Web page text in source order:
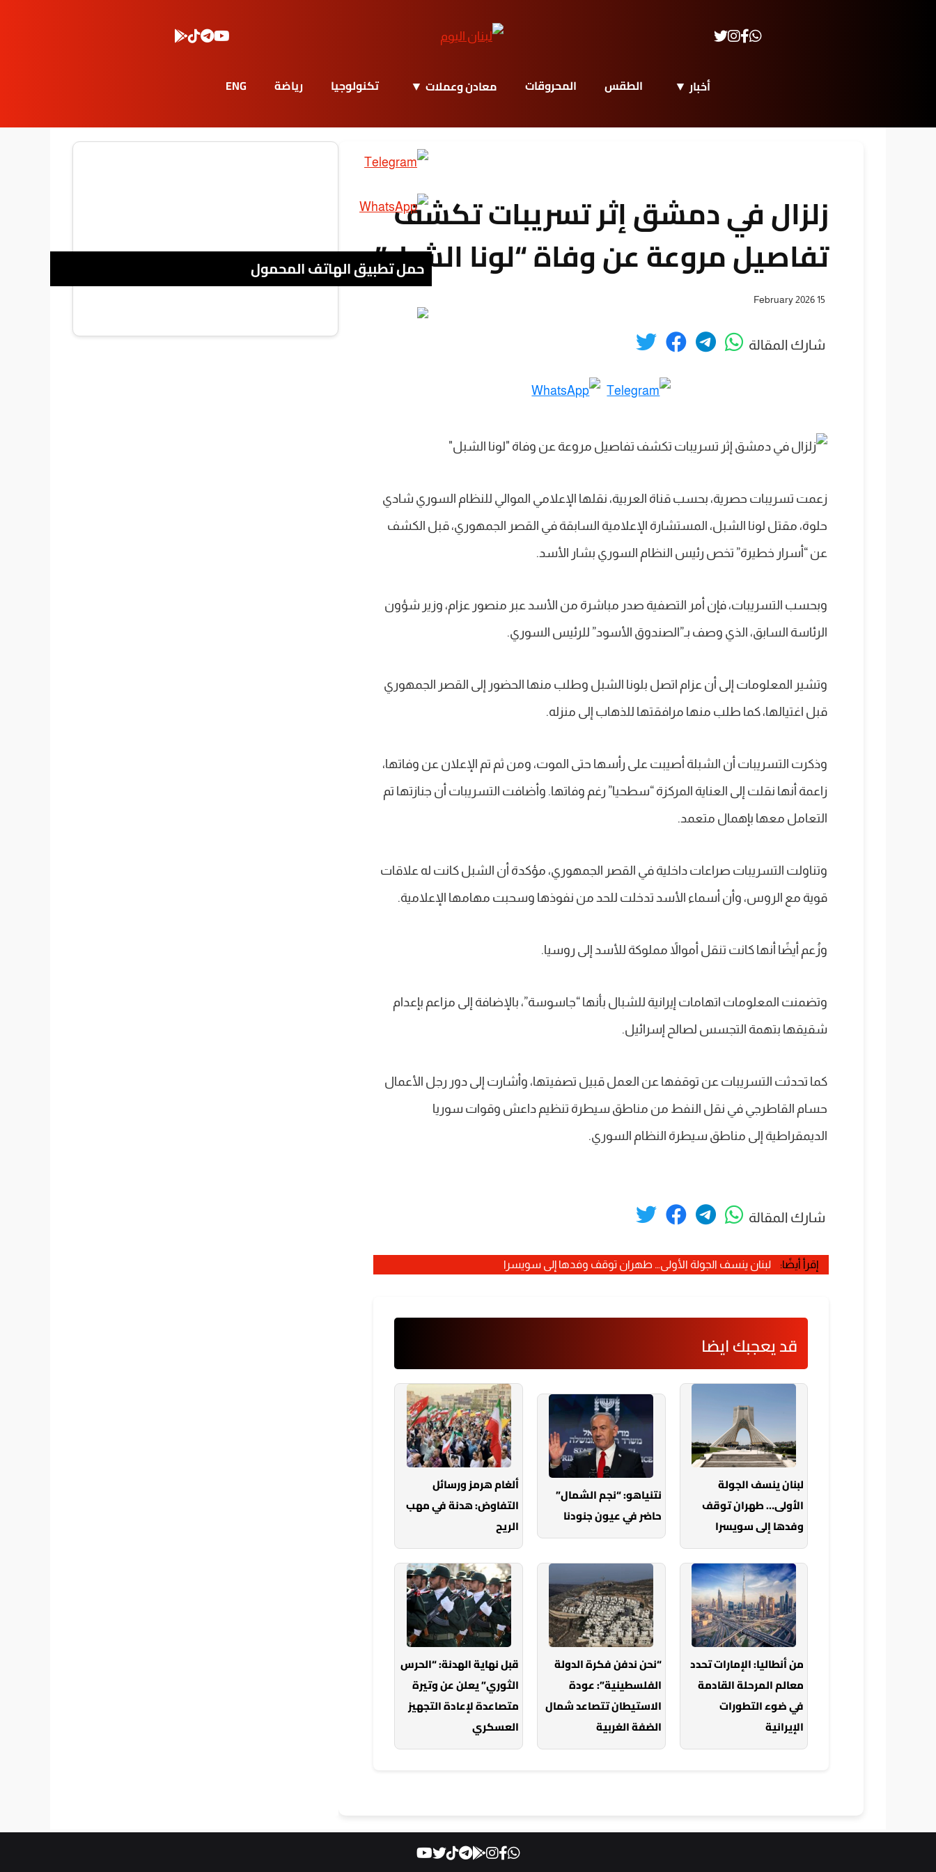
أخبار الطقس المحروقات معادن وعملات تكنولوجيا رياضة ENG
زلزال في دمشق إثر تسريبات تكشف
تفاصيل مروعة عن وفاة “لونا الشبل”
15 February 2026
شارك المقالة
زعمت تسريبات حصرية، بحسب قناة العربية، نقلها الإعلامي الموالي للنظام السوري شادي
حلوة، مقتل لونا الشبل، المستشارة الإعلامية السابقة في القصر الجمهوري، قبل الكشف
عن “أسرار خطيرة” تخص رئيس النظام السوري بشار الأسد.
وبحسب التسريبات، فإن أمر التصفية صدر مباشرة من الأسد عبر منصور عزام، وزير شؤون
الرئاسة السابق، الذي وصف بـ”الصندوق الأسود” للرئيس السوري.
وتشير المعلومات إلى أن عزام اتصل بلونا الشبل وطلب منها الحضور إلى القصر الجمهوري
قبل اغتيالها، كما طلب منها مرافقتها للذهاب إلى منزله.
وذكرت التسريبات أن الشبلة أصيبت على رأسها حتى الموت، ومن ثم تم الإعلان عن وفاتها،
زاعمة أنها نقلت إلى العناية المركزة “سطحيا” رغم وفاتها. وأضافت التسريبات أن جنازتها تم
التعامل معها بإهمال متعمد.
وتناولت التسريبات صراعات داخلية في القصر الجمهوري، مؤكدة أن الشبل كانت له علاقات
قوية مع الروس، وأن أسماء الأسد تدخلت للحد من نفوذها وسحبت مهامها الإعلامية.
وزُعم أيضًا أنها كانت تنقل أموالاً مملوكة للأسد إلى روسيا.
وتضمنت المعلومات اتهامات إيرانية للشبال بأنها “جاسوسة”، بالإضافة إلى مزاعم بإعدام
شقيقها بتهمة التجسس لصالح إسرائيل.
كما تحدثت التسريبات عن توقفها عن العمل قبيل تصفيتها، وأشارت إلى دور رجل الأعمال
حسام القاطرجي في نقل النفط من مناطق سيطرة تنظيم داعش وقوات سوريا
الديمقراطية إلى مناطق سيطرة النظام السوري.
شارك المقالة
إقرأ أيضًا: لبنان ينسف الجولة الأولى… طهران توقف وفدها إلى سويسرا
قد يعجبك ايضا
لبنان ينسف الجولة
الأولى… طهران توقف
وفدها إلى سويسرا
نتنياهو: “نجم الشمال”
حاضر في عيون جنودنا
ألغام هرمز ورسائل
التفاوض: هدنة في مهب
الريح
من أنطاليا: الإمارات تحدد
معالم المرحلة القادمة
في ضوء التطورات
الإيرانية
“نحن ندفن فكرة الدولة
الفلسطينية”: عودة
الاستيطان تتصاعد شمال
الضفة الغربية
قبل نهاية الهدنة: “الحرس
الثوري” يعلن عن وتيرة
متصاعدة لإعادة التجهيز
العسكري
حمل تطبيق الهاتف المحمول